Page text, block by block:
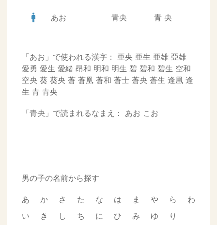
man あお 青央 青 央
「あお」で使われる漢字： 亜央 亜生 亜雄 亞雄
愛勇 愛生 愛緒 昂和 明和 明生 碧 碧和 碧生 空和
空央 葵 葵央 蒼 蒼凰 蒼和 蒼士 蒼央 蒼生 逢凰 逢
生 青 青央
「青央」で読まれるなまえ： あお こお
男の子の名前から探す
あ
い
か
き
さ
し
た
ち
な
に
は
ひ
ま
み
や
ゆ
ら
り
わ